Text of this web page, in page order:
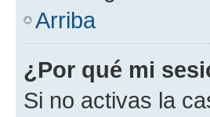
Arriba
¿Por qué mi
Si no activas la